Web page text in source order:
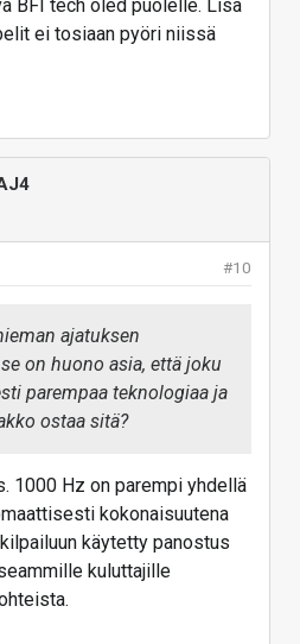
BFI tech oled puolelle. Lisä
ei tosiaan pyöri niissä
#10
ajatuksen
on huono asia, että joku
parempaa teknologiaa ja
ostaa sitä?
1000 Hz on parempi yhdellä
kokonaisuutena
käytetty panostus
kuluttajille